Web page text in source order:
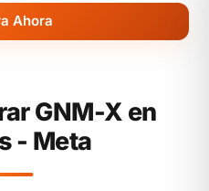
Ahora
GNM-X en
- Meta